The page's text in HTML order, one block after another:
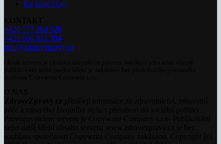
Ke kávě i čaji
+420 777 264 528
+420 606 831 394
info@zdravezpravy.cz